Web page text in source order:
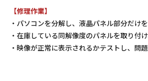
【修理作業】
・パソコンを分解し、液晶パネル部分だけ
・在庫している同解像度のパネルを取り付
・映像が正常に表示されるかテストし、問